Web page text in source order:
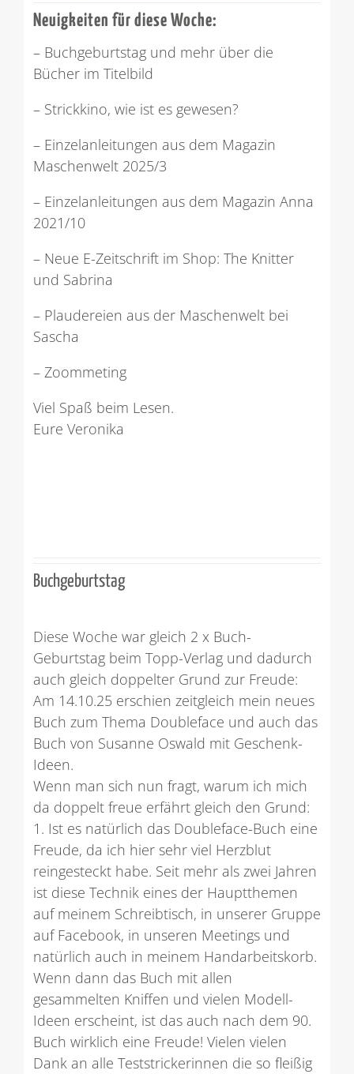
Neuigkeiten für diese Woche:
– Buchgeburtstag und mehr über die
Bücher im Titelbild
– Strickkino, wie ist es gewesen?
– Einzelanleitungen aus dem Magazin
Maschenwelt 2025/3
– Einzelanleitungen aus dem Magazin Anna
2021/10
– Neue E-Zeitschrift im Shop: The Knitter
und Sabrina
– Plaudereien aus der Maschenwelt bei
Sascha
– Zoommeting
Viel Spaß beim Lesen.
Eure Veronika
Buchgeburtstag
Diese Woche war gleich 2 x Buch-
Geburtstag beim Topp-Verlag und dadurch
auch gleich doppelter Grund zur Freude:
Am 14.10.25 erschien zeitgleich mein neues
Buch zum Thema Doubleface und auch das
Buch von Susanne Oswald mit Geschenk-
Ideen.
Wenn man sich nun fragt, warum ich mich
da doppelt freue erfährt gleich den Grund:
1. Ist es natürlich das Doubleface-Buch eine
Freude, da ich hier sehr viel Herzblut
reingesteckt habe. Seit mehr als zwei Jahren
ist diese Technik eines der Hauptthemen
auf meinem Schreibtisch, in unserer Gruppe
auf Facebook, in unseren Meetings und
natürlich auch in meinem Handarbeitskorb.
Wenn dann das Buch mit allen
gesammelten Kniffen und vielen Modell-
Ideen erscheint, ist das auch nach dem 90.
Buch wirklich eine Freude! Vielen vielen
Dank an alle Teststrickerinnen die so fleißig